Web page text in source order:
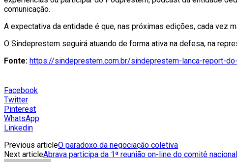
comunicação.
A expectativa da entidade é que, nas próximas edições, cada vez
O Sindeprestem seguirá atuando de forma ativa na defesa, na
Fonte: https://sindeprestem.com.br/sindeprestem-lanca-report-
Facebook
Twitter
Pinterest
WhatsApp
Linkedin
Previous articleO paradoxo da negociação coletiva
Next articleAbrava participa da 1ª reunião on-line do comitê